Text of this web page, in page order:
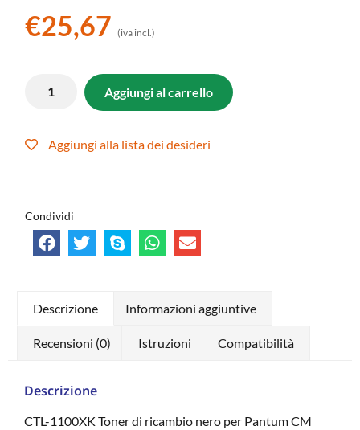
€25,67 (iva incl.)
Aggiungi al carrello
Aggiungi alla lista dei desideri
Condividi
Descrizione Informazioni aggiuntive
Recensioni (0) Istruzioni Compatibilità
Descrizione
CTL-1100XK Toner di ricambio nero per Pantum CM